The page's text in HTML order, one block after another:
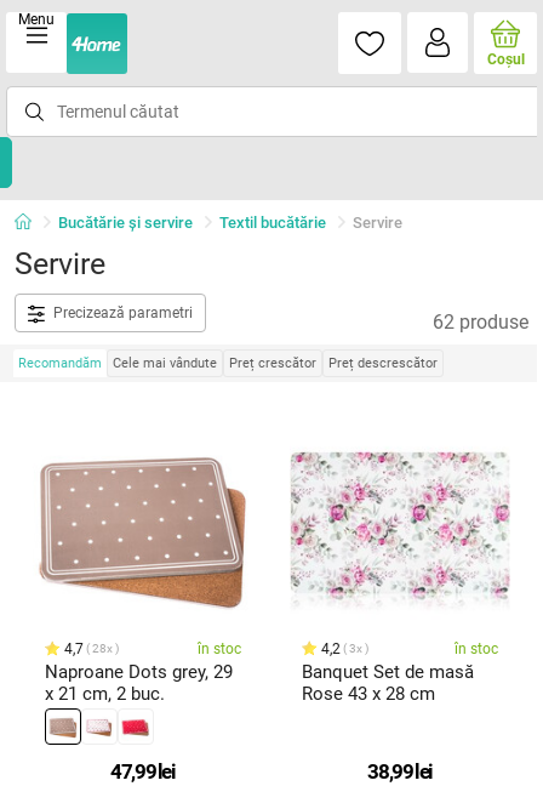
Menu
Coşul
Bucătărie și servire Textil bucătărie Servire
Servire
Precizează parametri 62 produse
Recomandăm Cele mai vândute Preț crescător Preț descrescător
4,7 28x în stoc
Naproane Dots grey, 29
x 21 cm, 2 buc.
47,99 lei
4,2 3x în stoc
Banquet Set de masă
Rose 43 x 28 cm
38,99 lei